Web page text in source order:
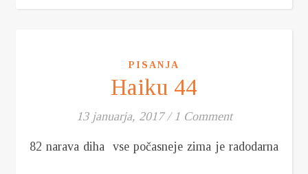
PISANJA
Haiku 44
13 januarja, 2017 / 1 Comment
82 narava diha vse počasneje zima je radodarna